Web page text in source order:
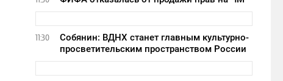
11:30
Собянин: ВДНХ станет главным культурно-
просветительским пространством России